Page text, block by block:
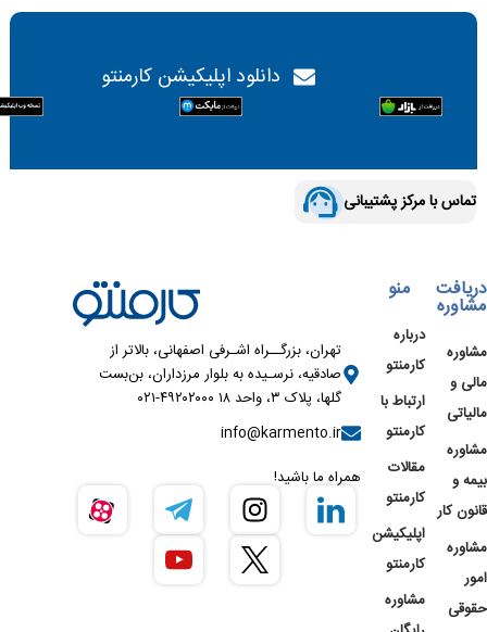
دانلود اپلیکیشن کارمنتو
تماس با مرکز پشتیبانی
دریافت
مشاوره
مشاوره
مالی و
مالیاتی
مشاوره
بیمه و
قانون کار
مشاوره
امور
حقوقی
منو
درباره
کارمنتو
ارتباط با
کارمنتو
مقالات
کارمنتو
اپلیکیشن
کارمنتو
مشاوره
تهران، بزرگــراه اشـرفی اصفهانی، بالاتر از
صادقیه، نرسـیده به بلوار مرزداران، بن‌بست
گلها، پلاک ۳، واحد ۱۸ ۴۹۲۰۲۰۰۰-۰۲۱
info@karmento.ir
همراه ما باشید!